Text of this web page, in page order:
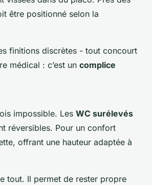
être positionné selon la
finitions discrètes - tout concourt
médical : c’est un complice
impossible. Les WC surélevés
réversibles. Pour un confort
offrant une hauteur adaptée à
tout. Il permet de rester propre